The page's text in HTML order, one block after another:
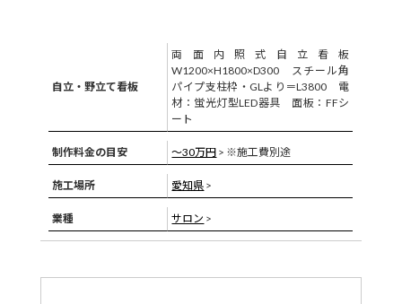
自立・野立て看板
両面内照式自立看板
W1200×H1800×D300 スチール角
パイプ支柱枠・GLより＝L3800 電
材：蛍光灯型LED器具 面板：FFシ
ート
制作料金の目安 〜30万円 > ※施工費別途
施工場所 愛知県 >
業種 サロン >